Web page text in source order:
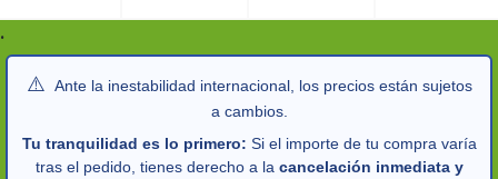
.
⚠️ Ante la inestabilidad internacional, los precios están sujetos
a cambios.
Tu tranquilidad es lo primero: Si el importe de tu compra varía
tras el pedido, tienes derecho a la cancelación inmediata y